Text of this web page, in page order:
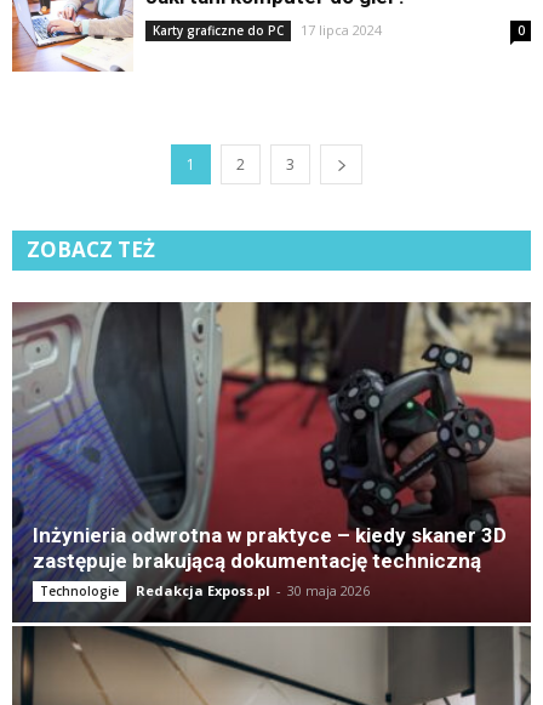
Karty graficzne do PC 17 lipca 2024 0
1 2 3
ZOBACZ TEŻ
Inżynieria odwrotna w praktyce – kiedy skaner 3D
zastępuje brakującą dokumentację techniczną
Technologie Redakcja Exposs.pl - 30 maja 2026